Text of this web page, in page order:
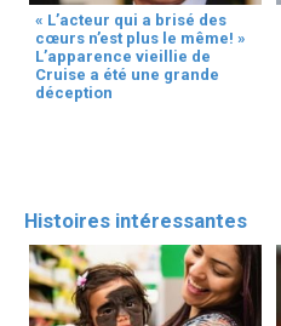
« L’acteur qui a brisé des
cœurs n’est plus le même! »
L’apparence vieillie de
Cruise a été une grande
déception
Histoires intéressantes